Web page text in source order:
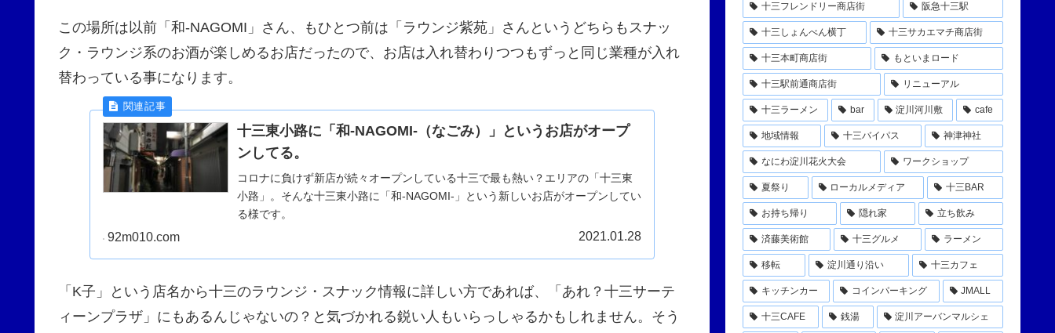
この場所は以前「和-NAGOMI」さん、もひとつ前は「ラウンジ紫苑」さんというどちらもスナッ
ク・ラウンジ系のお酒が楽しめるお店だったので、お店は入れ替わりつつもずっと同じ業種が入れ
替わっている事になります。
十三東小路に「和-NAGOMI-（なごみ）」というお店がオープ
ンしてる。
コロナに負けず新店が続々オープンしている十三で最も熱い？エリアの「十三東
小路」。そんな十三東小路に「和-NAGOMI-」という新しいお店がオープンしてい
る様です。
92m010.com 2021.01.28
「K子」という店名から十三のラウンジ・スナック情報に詳しい方であれば、「あれ？十三サーテ
ィーンプラザ」にもあるんじゃないの？と気づかれる鋭い人もいらっしゃるかもしれません。そう
十三フレンドリー商店街 阪急十三駅
十三しょんべん横丁 十三サカエマチ商店街
十三本町商店街 もといまロード
十三駅前通商店街 リニューアル
十三ラーメン bar 淀川河川敷 cafe
地域情報 十三バイパス 神津神社
なにわ淀川花火大会 ワークショップ
夏祭り ローカルメディア 十三BAR
お持ち帰り 隠れ家 立ち飲み
済藤美術館 十三グルメ ラーメン
移転 淀川通り沿い 十三カフェ
キッチンカー コインパーキング JMALL
十三CAFE 銭湯 淀川アーバンマルシェ